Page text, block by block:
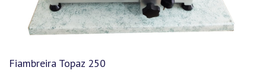
Fiambreira Topaz 250